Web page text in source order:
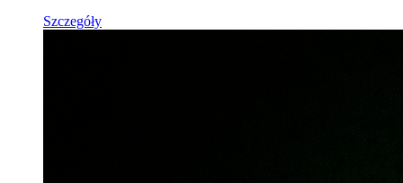
Szczegóły